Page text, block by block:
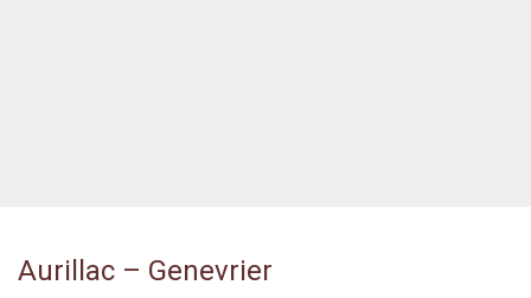
Aurillac – Genevrier